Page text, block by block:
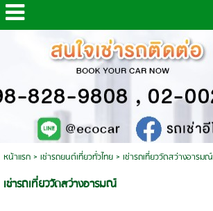
หน้าแรก> เช่ารถยนต์เที่ยวทั่วไทย> เช่ารถเที่ยววัดสว่างอารมณ์
เช่ารถเที่ยววัดสว่างอารมณ์